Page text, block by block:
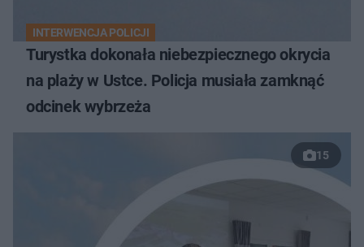
INTERWENCJA POLICJI
Turystka dokonała niebezpiecznego okrycia
na plaży w Ustce. Policja musiała zamknąć
odcinek wybrzeża
15